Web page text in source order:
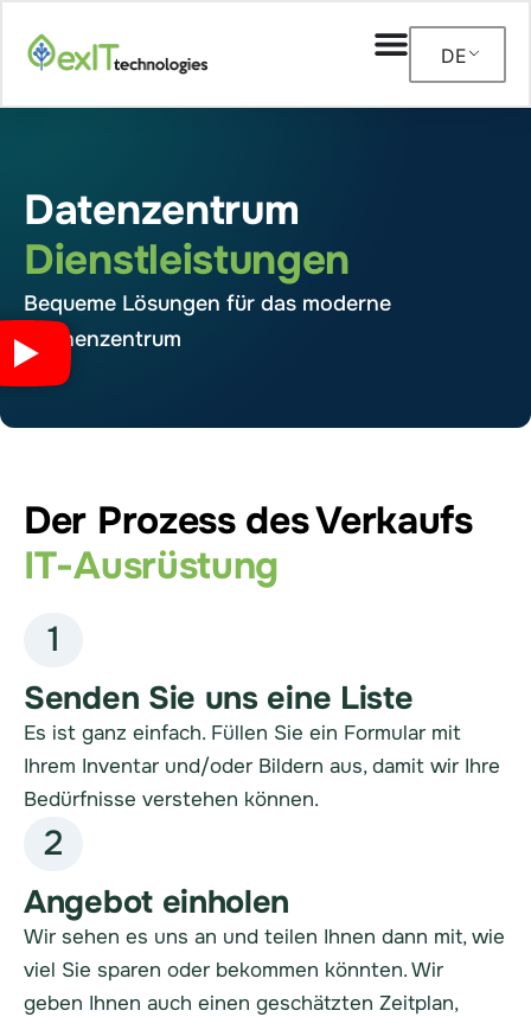
DE
Datenzentrum
Dienstleistungen
Bequeme Lösungen für das moderne
Rechenzentrum
Der Prozess des Verkaufs
IT-Ausrüstung
1
Senden Sie uns eine Liste
Es ist ganz einfach. Füllen Sie ein Formular mit
Ihrem Inventar und/oder Bildern aus, damit wir Ihre
Bedürfnisse verstehen können.
2
Angebot einholen
Wir sehen es uns an und teilen Ihnen dann mit, wie
viel Sie sparen oder bekommen könnten. Wir
geben Ihnen auch einen geschätzten Zeitplan,